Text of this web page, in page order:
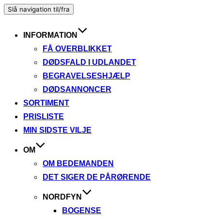
Slå navigation til/fra
INFORMATION
FÅ OVERBLIKKET
DØDSFALD I UDLANDET
BEGRAVELSESHJÆLP
DØDSANNONCER
SORTIMENT
PRISLISTE
MIN SIDSTE VILJE
OM
OM BEDEMANDEN
DET SIGER DE PÅRØRENDE
NORDFYN
BOGENSE